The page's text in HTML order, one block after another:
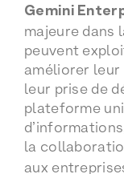
Gemini
majeure dans
peuvent
améliorer
leur prise de
plateforme
la
aux